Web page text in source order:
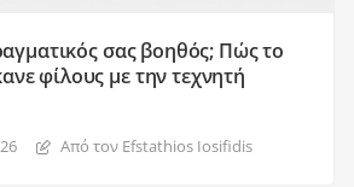
σας βοηθός; Πώς το
φίλους με την τεχνητή
Από τον Efstathios Iosifidis